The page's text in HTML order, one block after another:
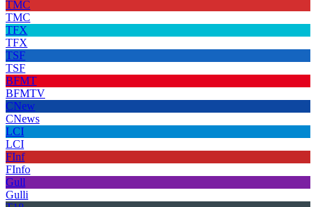
TMC
TMC
TFX
TFX
TSF
TSF
BFMT
BFMTV
CNew
CNews
LCI
LCI
FInf
FInfo
Gull
Gulli